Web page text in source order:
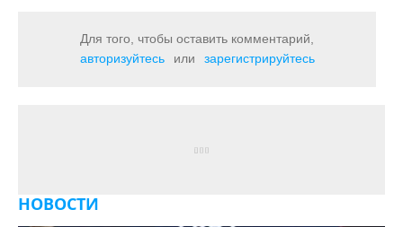
Для того, чтобы оставить комментарий,
авторизуйтесь
или зарегистрируйтесь
НОВОСТИ